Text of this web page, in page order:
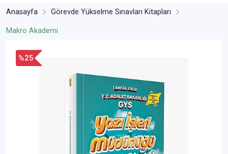
Anasayfa Görevde Yükselme Sınavları Kitapları
Makro Akademi
%25